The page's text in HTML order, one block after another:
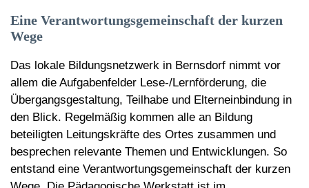
Eine Verantwortungsgemeinschaft der kurzen
Wege
Das lokale Bildungsnetzwerk in Bernsdorf nimmt vor
allem die Aufgabenfelder Lese-/Lernförderung, die
Übergangsgestaltung, Teilhabe und Elterneinbindung in
den Blick. Regelmäßig kommen alle an Bildung
beteiligten Leitungskräfte des Ortes zusammen und
besprechen relevante Themen und Entwicklungen. So
entstand eine Verantwortungsgemeinschaft der kurzen